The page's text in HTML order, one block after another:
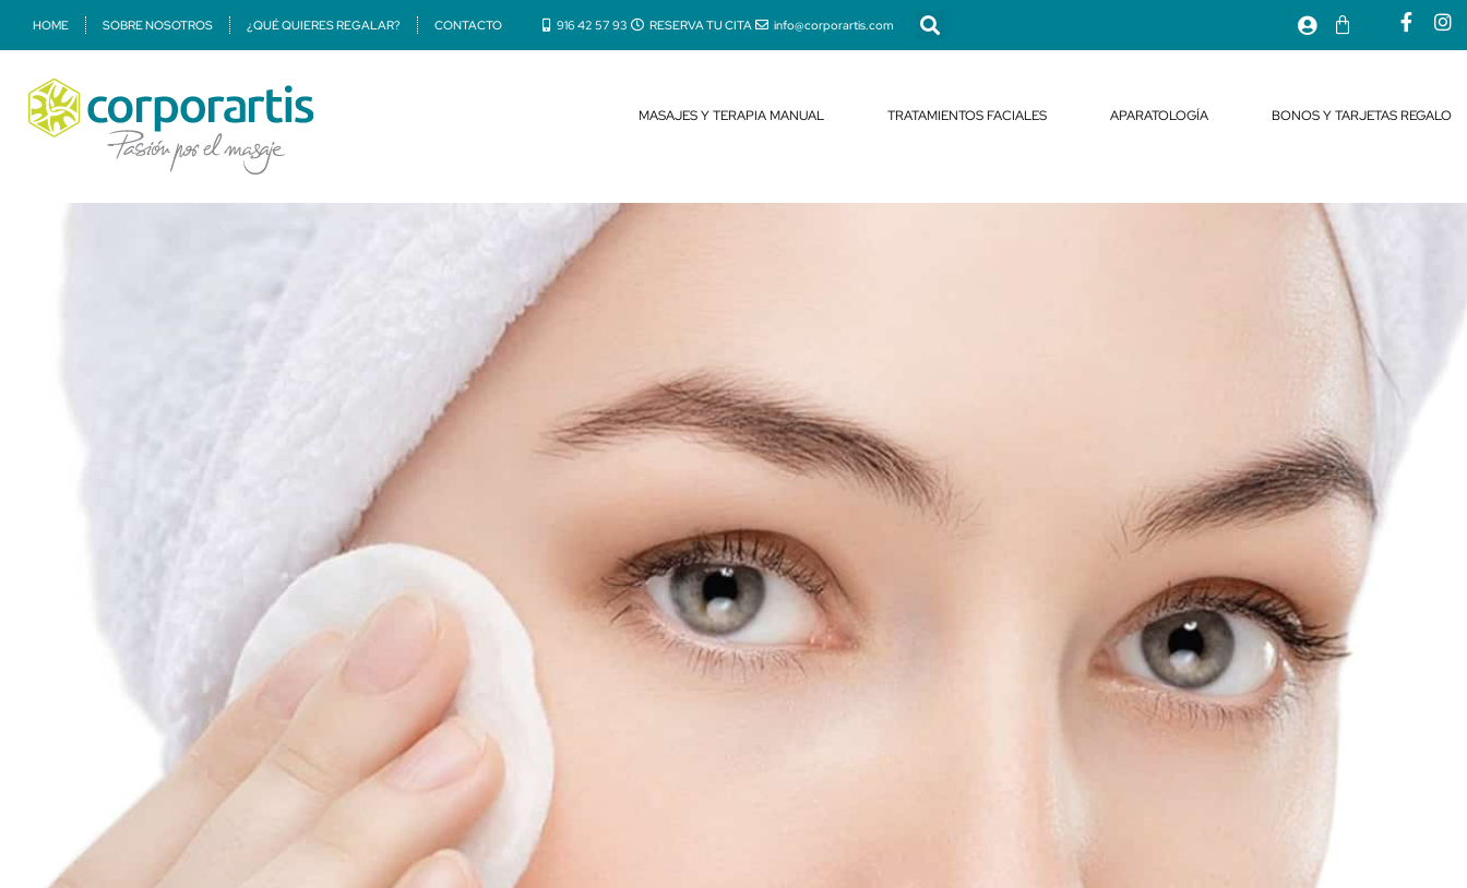
HOME SOBRE NOSOTROS ¿QUÉ QUIERES REGALAR? CONTACTO 916 42 57 93 RESERVA TU CITA info@corporartis.com
MASAJES Y TERAPIA MANUAL TRATAMIENTOS FACIALES APARATOLOGÍA BONOS Y TARJETAS REGALO